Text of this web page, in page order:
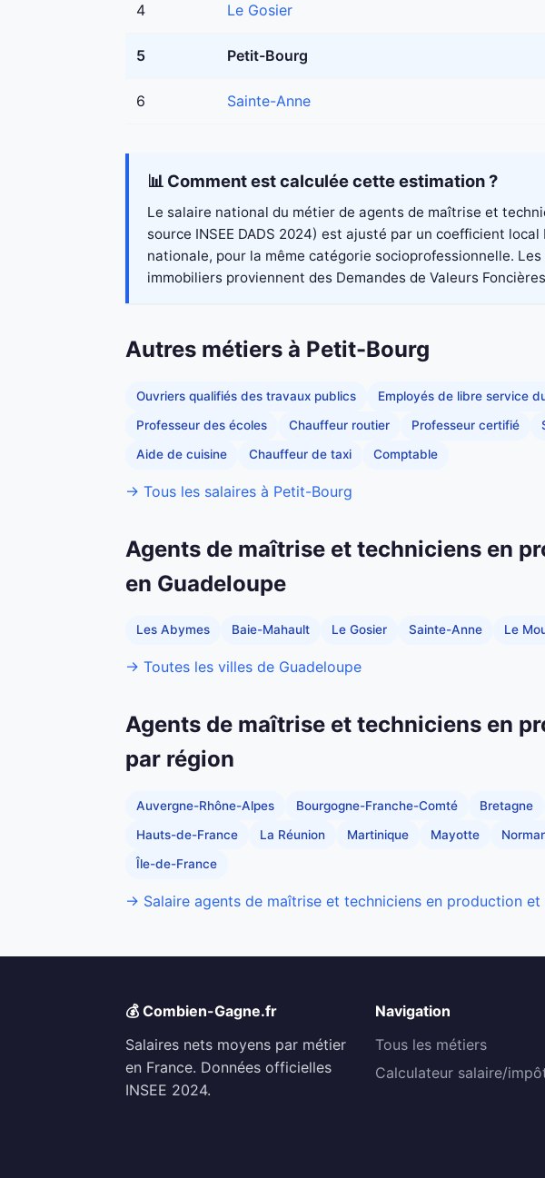
4 Le Gosier
5 Petit-Bourg
6 Sainte-Anne
📊 Comment est calculée cette estimation ?
Le salaire national du métier de agents de maîtrise et
source INSEE DADS 2024) est ajusté par un coefficient
nationale, pour la même catégorie socioprofessionnelle.
immobiliers proviennent des Demandes de Valeurs
Autres métiers à Petit-Bourg
Ouvriers qualifiés des travaux publics Employés de libre service
Professeur des écoles Chauffeur routier Professeur certifié
Aide de cuisine Chauffeur de taxi Comptable
→ Tous les salaires à Petit-Bourg
Agents de maîtrise et techniciens en
en Guadeloupe
Les Abymes Baie-Mahault Le Gosier Sainte-Anne Le
→ Toutes les villes de Guadeloupe
Agents de maîtrise et techniciens en
par région
Auvergne-Rhône-Alpes Bourgogne-Franche-Comté Bretagne
Hauts-de-France La Réunion Martinique Mayotte
Île-de-France
→ Salaire agents de maîtrise et techniciens en production
💰 Combien-Gagne.fr
Salaires nets moyens par métier
en France. Données officielles
INSEE 2024.
Navigation
Tous les métiers
Calculateur salaire/